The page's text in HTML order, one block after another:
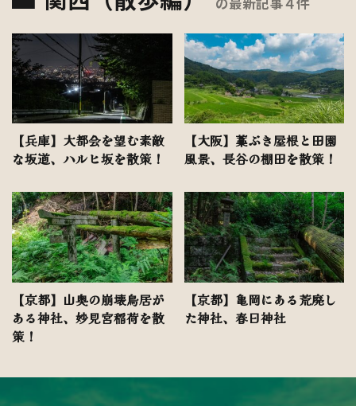
の最新記事４件
【兵庫】大都会を望む素敵
な坂道、ハルヒ坂を散策！
【大阪】藁ぶき屋根と田園
風景、長谷の棚田を散策！
【京都】山奥の崩壊鳥居が
ある神社、妙見宮稲荷を散
策！
【京都】亀岡にある荒廃し
た神社、春日神社